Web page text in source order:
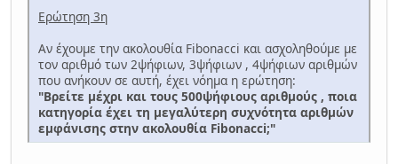
Ερώτηση 3η
Αν έχουμε την ακολουθία Fibonacci και ασχοληθούμε με
τον αριθμό των 2ψήφιων, 3ψήφιων , 4ψήφιων αριθμών
που ανήκουν σε αυτή, έχει νόημα η ερώτηση:
"Βρείτε μέχρι και τους 500ψήφιους αριθμούς , ποια
κατηγορία έχει τη μεγαλύτερη συχνότητα αριθμών
εμφάνισης στην ακολουθία Fibonacci;"